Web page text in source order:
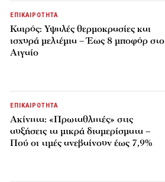
ΕΠΙΚΑΙΡΟΤΗΤΑ
Καιρός: Υψηλές θερμοκρασίες και
ισχυρά μελτέμια – Έως 8 μποφόρ στο
Αιγαίο
ΕΠΙΚΑΙΡΟΤΗΤΑ
Ακίνητα: «Πρωταθλητές» στις
αυξήσεις τα μικρά διαμερίσματα –
Πού οι τιμές ανεβαίνουν έως 7,9%